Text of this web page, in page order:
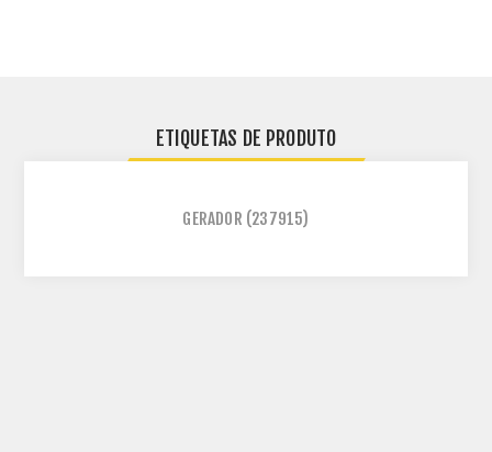
ETIQUETAS DE PRODUTO
GERADOR (237915)